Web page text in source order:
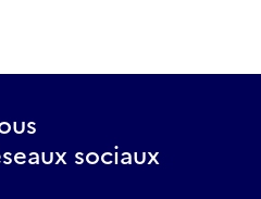
sociaux